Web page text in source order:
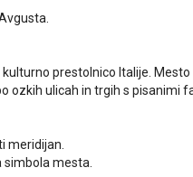
prestolnico Italije.
ozkih ulicah in trgih s pisanimi
meridijan.
mesta.